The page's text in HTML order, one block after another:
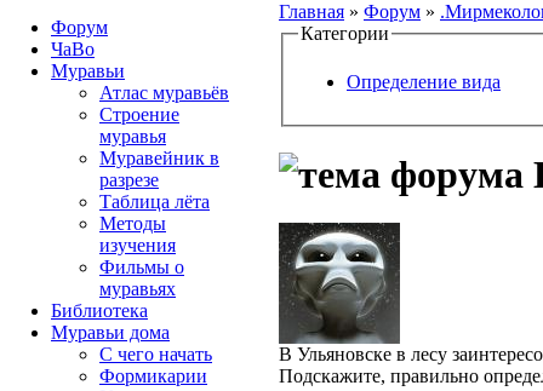
Главная » Форум »
Категории
Определение вида
В Ульяновске в лесу
Подскажите, правильно
Форум
ЧаВо
Муравьи
Атлас муравьёв
Строение
муравья
Муравейник в
разрезе
Таблица лёта
Методы
изучения
Фильмы о
муравьях
Библиотека
Муравьи дома
С чего начать
Формикарии